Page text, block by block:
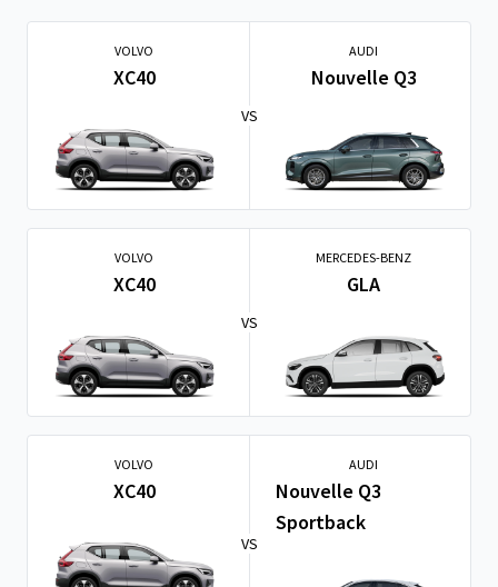
VOLVO
XC40
VS
AUDI
Nouvelle Q3
VOLVO
XC40
VS
MERCEDES-BENZ
GLA
VOLVO
XC40
VS
AUDI
Nouvelle Q3
Sportback